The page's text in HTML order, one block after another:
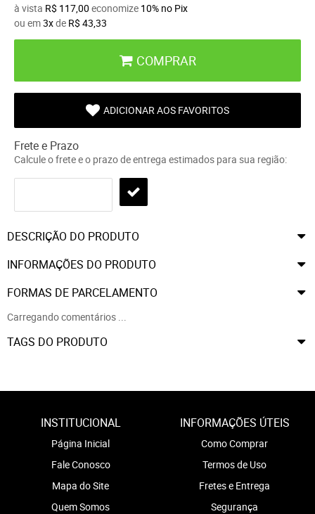
à vista R$ 117,00 economize 10% no Pix
ou em3xde R$ 43,33
COMPRAR
ADICIONAR AOS FAVORITOS
Frete e Prazo
Calcule o frete e o prazo de entrega estimados para sua região:
DESCRIÇÃO DO PRODUTO
INFORMAÇÕES DO PRODUTO
FORMAS DE PARCELAMENTO
Carregando comentários ...
TAGS DO PRODUTO
INSTITUCIONAL
Página Inicial
Fale Conosco
Mapa do Site
Quem Somos
INFORMAÇÕES ÚTEIS
Como Comprar
Termos de Uso
Fretes e Entrega
Segurança